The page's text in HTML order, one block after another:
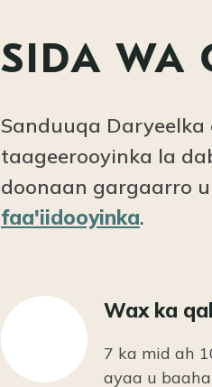
SIDA WA
Sanduuqa
taageerooyinka la
doonaan gargaarro
faa'iidooyinka.
Wax ka
7 ka mid ah
ayaa u